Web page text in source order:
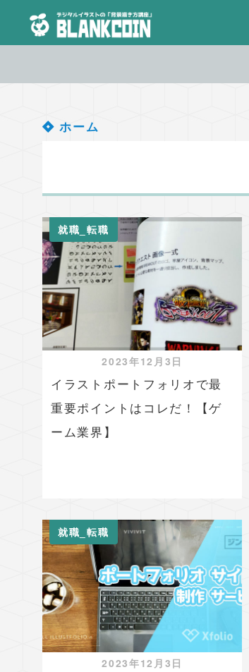
ホーム
就職_転職
2023年12月3日
イラストポートフォリオで最
重要ポイントはコレだ！【ゲ
ーム業界】
就職_転職
2023年12月3日